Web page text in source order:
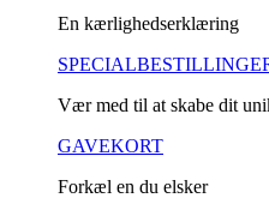
En kærlighedserklæring
Vær med til at skabe dit
GAVEKORT
Forkæl en du elsker